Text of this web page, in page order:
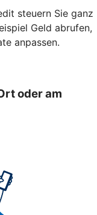
steuern Sie ganz
Geld abrufen,
anpassen.
oder am